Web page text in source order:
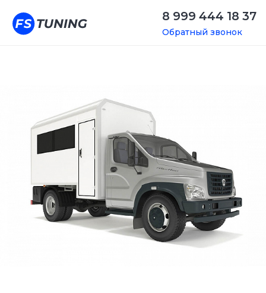
8 999 444 18 37
Обратный звонок